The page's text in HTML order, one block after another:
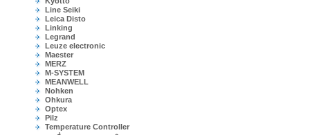
Line Seiki
Leica Disto
Linking
Legrand
Leuze electronic
Maester
MERZ
M-SYSTEM
MEANWELL
Nohken
Ohkura
Optex
Pilz
Temperature Controller